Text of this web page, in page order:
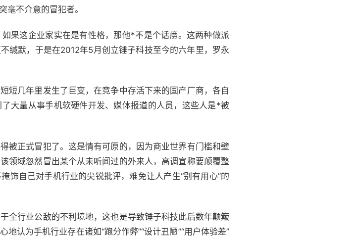
毫不介意的冒犯者。
如果这企业家实在是有性格，那他*不是个话痨。这两种做派
缄默，于是在2012年5月创立锤子科技至今的六年里，罗永
几年里发生了巨变，在竞争中存活下来的国产厂商，各自
大量从事手机软硬件开发、媒体报道的人员，这些人是*被
正式冒犯了。这是情有可原的，因为商业世界有门槛和壁
领域忽然冒出某个从未听闻过的外来人，高调宣称要颠覆整
饰自己对手机行业的尖锐批评，难免让人产生“别有用心”的
行业公敌的不利境地，这也是导致锤子科技此后数年颠簸
认为手机行业存在诸如“跑分作弊”“设计丑陋”“用户体验差”